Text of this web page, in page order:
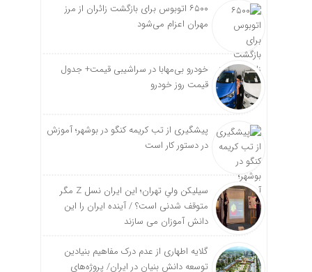
۶۵۰۰ اتوبوس برای بازگشت زائران از مرز
مهران اعزام می‌شود
خودرو بی‌مهابا در سراشیبی قیمت+ جدول
قیمت روز خودرو
پیشگیری از تب کریمه کنگو در بوشهر؛ آموزش
در دستور کار است
سیلیکن ولیِ تهران؛ این ایران نسل Z مگر
متوقف شدنی است؟ / آینده ایران را این
دانش آموزان می سازند
گلایه اطهاری از عدم درک مفاهیم بنیادین
توسعه دانش بنیان در ایران/ پروژه‌های